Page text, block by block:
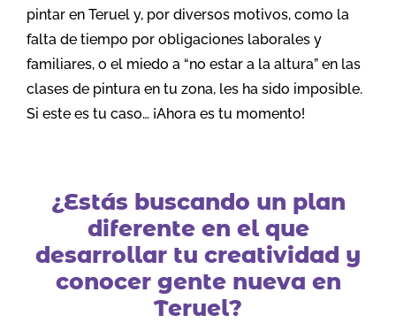
pintar en Teruel y, por diversos motivos, como la
falta de tiempo por obligaciones laborales y
familiares, o el miedo a “no estar a la altura” en las
clases de pintura en tu zona, les ha sido imposible.
Si este es tu caso… ¡Ahora es tu momento!
¿Estás buscando un plan
diferente en el que
desarrollar tu creatividad y
conocer gente nueva en
Teruel?